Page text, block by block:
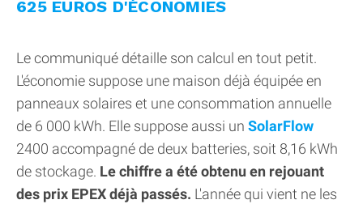
625 EUROS D'ÉCONOMIES
Le communiqué détaille son calcul en tout petit.
L'économie suppose une maison déjà équipée en
panneaux solaires et une consommation annuelle
de 6 000 kWh. Elle suppose aussi un SolarFlow
2400 accompagné de deux batteries, soit 8,16 kWh
de stockage. Le chiffre a été obtenu en rejouant
des prix EPEX déjà passés. L'année qui vient ne les